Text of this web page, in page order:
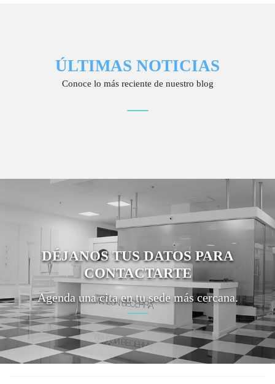
ÚLTIMAS NOTICIAS
Conoce lo más reciente de nuestro blog
DÉJANOS TUS DATOS PARA
CONTACTARTE
Agenda una cita en tu sede más cercana.